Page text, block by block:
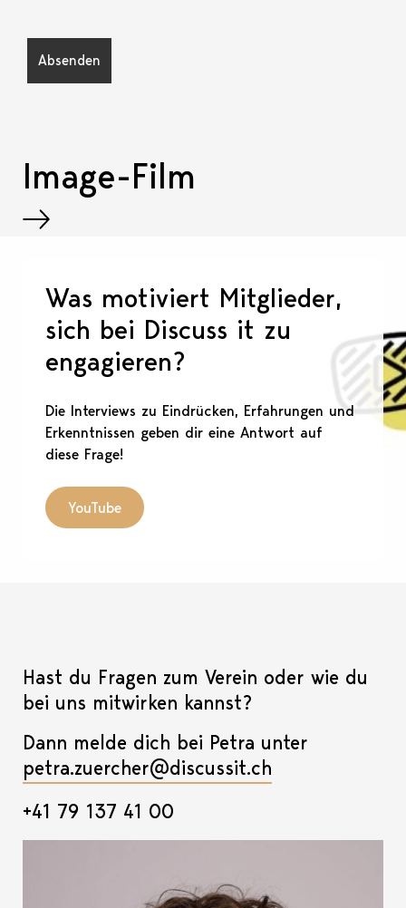
Image-Film
Was motiviert Mitglieder,
sich bei Discuss it zu
engagieren?
Die Interviews zu Eindrücken, Erfahrungen und
Erkenntnissen geben dir eine Antwort auf
diese Frage!
YouTube
Hast du Fragen zum Verein oder wie du
bei uns mitwirken kannst?
Dann melde dich bei Petra unter
petra.zuercher@discussit.ch
+41 79 137 41 00